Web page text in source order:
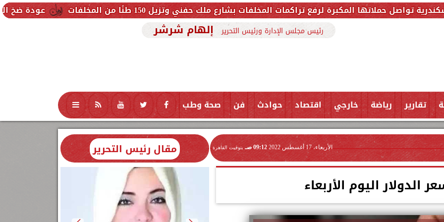
عودة ضخ المياه تدريجيًا لرفع تراكمات المخلفات بشارع ملك حفني وتزيل 150 طنًا من المخلفات
رئيس مجلس الإدارة ورئيس التحرير إلهام شرشر
تقارير رياضة خارجي اقتصاد حوادث فن صحة وطب تكنولوجيا منوعات محافظات
الأربعاء، 17 أغسطس 2022 09:12 صـ بتوقيت القاهرة
اليوم الأربعاء
مقال رئيس التحرير